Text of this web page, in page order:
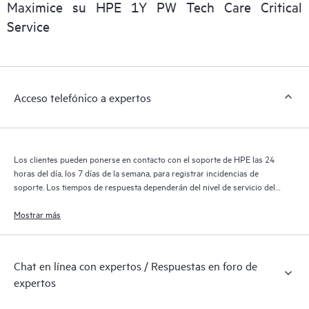
sobre los productos, casos de servicio y contratos de soporte
de HPE cubiertos por el servicio HPE Tech Care. Los clientes
distintos productos instalados en sus entornos y cómo
permiten a los clientes realizar determinadas actividades sin
proporcionan, además, un portal de recursos de conocimiento
los recursos de HPE, que impulsan la excelencia de las
operaciones y optimizan el rendimiento, del extremo a la nube.
Maximice su HPE 1Y PW Tech Care Critical
Service
Acceso telefónico a expertos
Los clientes pueden ponerse en contacto con el soporte de HPE las 24
horas del día, los 7 días de la semana, para registrar incidencias de
soporte. Los tiempos de respuesta dependerán del nivel de servicio del
Mostrar más
Chat en línea con expertos / Respuestas en foro de
expertos